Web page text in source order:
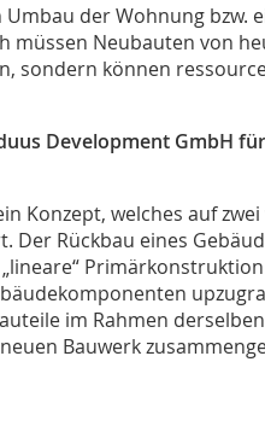
der Wohnung bzw.
müssen Neubauten von
sondern können
Development GmbH
Konzept, welches auf
Der Rückbau eines
im Rahmen derselben
Bauwerk